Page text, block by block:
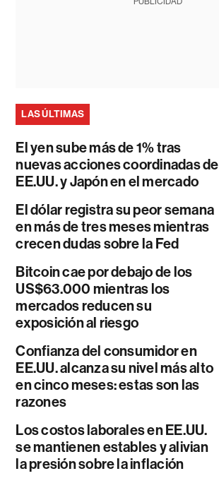
LAS ÚLTIMAS
El yen sube más de 1% tras
nuevas acciones coordinadas de
EE.UU. y Japón en el mercado
El dólar registra su peor semana
en más de tres meses mientras
crecen dudas sobre la Fed
Bitcoin cae por debajo de los
US$63.000 mientras los
mercados reducen su
exposición al riesgo
Confianza del consumidor en
EE.UU. alcanza su nivel más alto
en cinco meses: estas son las
razones
Los costos laborales en EE.UU.
se mantienen estables y alivian
la presión sobre la inflación